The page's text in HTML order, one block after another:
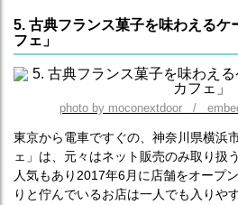
5. 古典フランス菓子を味わえる
フェ」
photo by moconextdoor /
東京から電車ですぐの、神奈川県横浜
ェ」は、元々はネット販売のみ取り扱
人気もあり2017年6月に店舗をオープ
りと佇んでいるお店は一人でも入りや